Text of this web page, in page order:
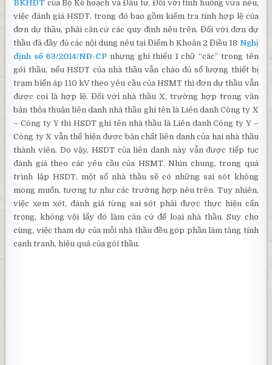
BKHĐT của Bộ Kế hoạch và Đầu tư. Đối với tình huống vừa nêu,
việc đánh giá HSDT, trong đó bao gồm kiểm tra tính hợp lệ của
đơn dự thầu, phải căn cứ các quy định nêu trên. Đối với đơn dự
thầu đã đầy đủ các nội dung nêu tại Điểm b Khoản 2 Điều 18 Nghị
định số 63/2014/NĐ-CP nhưng ghi thiếu 1 chữ “các” trong tên
gói thầu, nếu HSDT của nhà thầu vẫn chào đủ số lượng thiết bị
trạm biến áp 110 kV theo yêu cầu của HSMT thì đơn dự thầu vẫn
được coi là hợp lệ. Đối với nhà thầu X, trường hợp trong văn
bản thỏa thuận liên danh nhà thầu ghi tên là Liên danh Công ty X
– Công ty Y thì HSDT ghi tên nhà thầu là Liên danh Công ty Y –
Công ty X vẫn thể hiện được bản chất liên danh của hai nhà thầu
thành viên. Do vậy, HSDT của liên danh này vẫn được tiếp tục
đánh giá theo các yêu cầu của HSMT. Nhìn chung, trong quá
trình lập HSDT, một số nhà thầu sẽ có những sai sót không
mong muốn, tương tự như các trường hợp nêu trên. Tuy nhiên,
việc xem xét, đánh giá từng sai sót phải được thực hiện cẩn
trọng, không vội lấy đó làm căn cứ để loại nhà thầu. Suy cho
cùng, việc tham dự của mỗi nhà thầu đều góp phần làm tăng tính
cạnh tranh, hiệu quả của gói thầu.